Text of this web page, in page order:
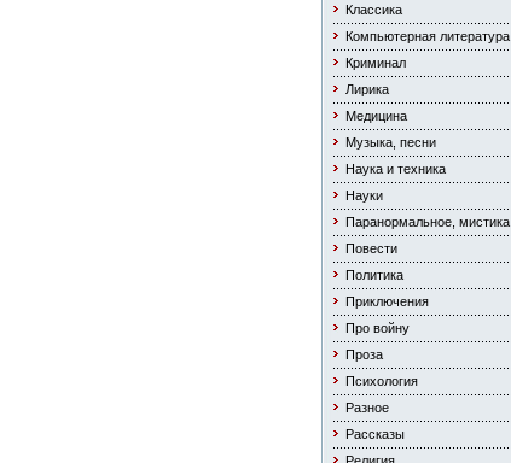
Классика
Компьютерная литература
Криминал
Лирика
Медицина
Музыка, песни
Наука и техника
Науки
Паранормальное, мистика
Повести
Политика
Приключения
Про войну
Проза
Психология
Разное
Рассказы